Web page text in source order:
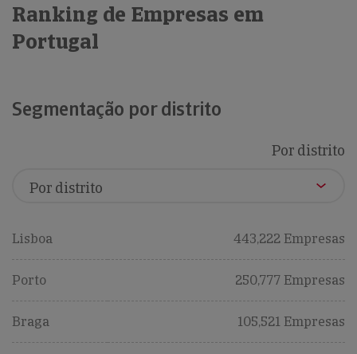
Ranking de Empresas em
Portugal
Segmentação por distrito
Por distrito
Lisboa 443,222 Empresas
Porto 250,777 Empresas
Braga 105,521 Empresas